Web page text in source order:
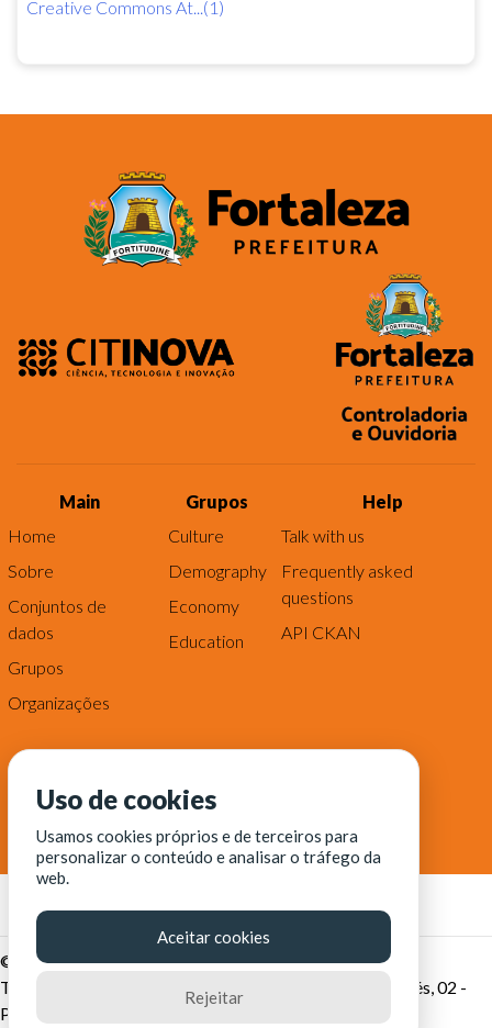
Creative Commons At...(1)
Main
Home
Sobre
Conjuntos de
dados
Grupos
Organizações
Grupos
Culture
Demography
Economy
Education
Help
Talk with us
Frequently asked
questions
API CKAN
© Fortaleza Digital || CITINOVA - Fundação de Ciência,
Tecnologia e Inovação de Fortaleza - Rua dos Tremembés, 02 -
Praia de Iracema - Fortaleza-CE
Uso de cookies
Usamos cookies próprios e de terceiros para
personalizar o conteúdo e analisar o tráfego da
web.
Aceitar cookies
Rejeitar